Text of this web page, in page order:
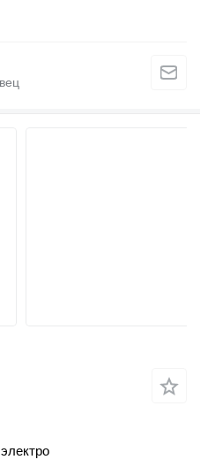
электро